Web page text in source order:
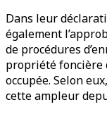
Dans leur
également
de procédures
propriété foncière
occupée. Selon
cette ampleur